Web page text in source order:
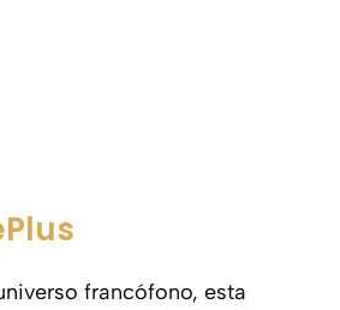
francófono, esta